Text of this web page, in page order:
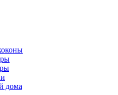
дома